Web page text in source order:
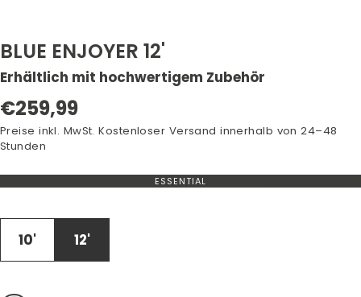
BLUE ENJOYER 12'
Erhältlich mit hochwertigem Zubehör
Regulärer
Preis
€259,99
Preise inkl. MwSt. Kostenloser Versand innerhalb von 24–48
Stunden
ESSENTIAL
VARIANTE
10' 12'